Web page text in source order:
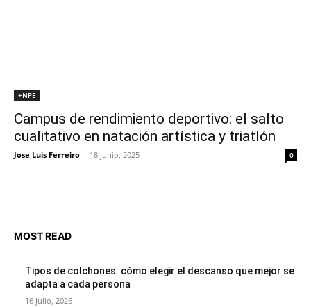
+NPE
Campus de rendimiento deportivo: el salto
cualitativo en natación artística y triatlón
Jose Luis Ferreiro - 18 junio, 2025 0
MOST READ
Tipos de colchones: cómo elegir el descanso que mejor se
adapta a cada persona
16 julio, 2026